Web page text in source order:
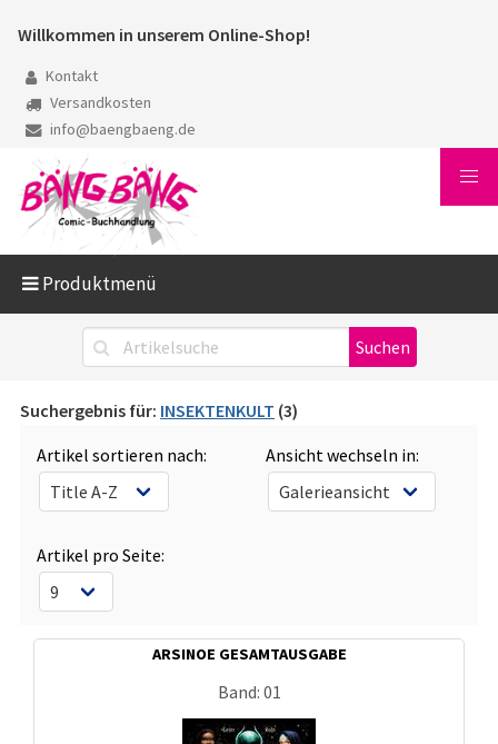
Willkommen in unserem Online-Shop!
Kontakt
Versandkosten
info@baengbaeng.de
Produktmenü
Suchergebnis für: INSEKTENKULT (3)
Artikel sortieren nach:
Ansicht wechseln in:
Artikel pro Seite:
ARSINOE GESAMTAUSGABE
Band: 01